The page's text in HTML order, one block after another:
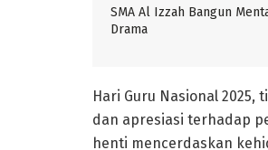
SMA Al Izzah Bangun
Drama
Hari Guru Nasional
dan apresiasi terhadap
henti mencerdaskan